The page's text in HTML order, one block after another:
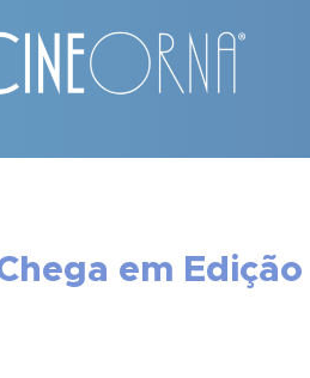
em Edição